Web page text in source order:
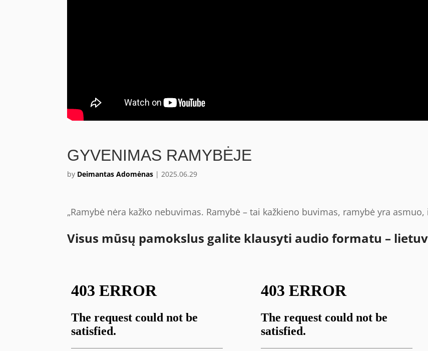
GYVENIMAS RAMYBĖJE
by Deimantas Adomėnas |2025.06.29
„Ramybė nėra kažko nebuvimas. Ramybė – tai kažkieno buvimas, ramybė yra asmuo,
Visus mūsų pamokslus galite klausyti audio formatu –